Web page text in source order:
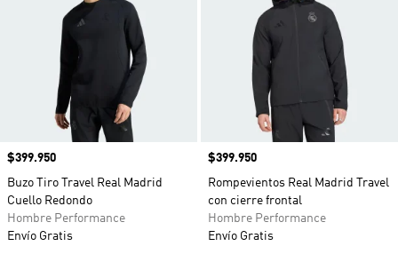
Precio
$399.950
Buzo Tiro Travel Real Madrid
Cuello Redondo
Hombre Performance
Envío Gratis
Precio
$399.950
Rompevientos Real Madrid Travel
con cierre frontal
Hombre Performance
Envío Gratis